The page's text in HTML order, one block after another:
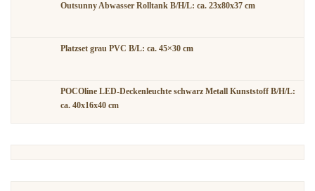
Outsunny Abwasser Rolltank B/H/L: ca. 23x80x37 cm
Platzset grau PVC B/L: ca. 45×30 cm
POCOline LED-Deckenleuchte schwarz Metall Kunststoff B/H/L:
ca. 40x16x40 cm